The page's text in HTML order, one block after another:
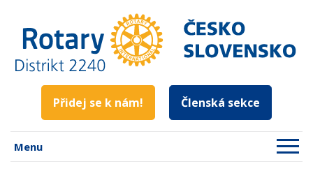
Přidej se k nám! Členská sekce
Menu